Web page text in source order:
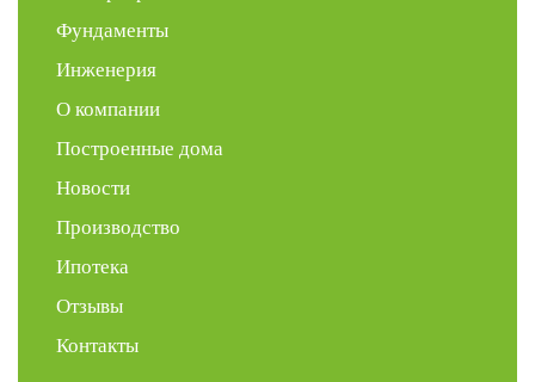
Фундаменты
Инженерия
О компании
Построенные дома
Новости
Производство
Ипотека
Отзывы
Контакты